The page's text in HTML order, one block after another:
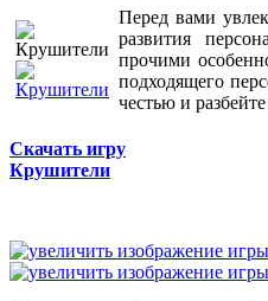
Перед вами
развития
прочими
подходящего
честью и
Скачать игру
Крушители